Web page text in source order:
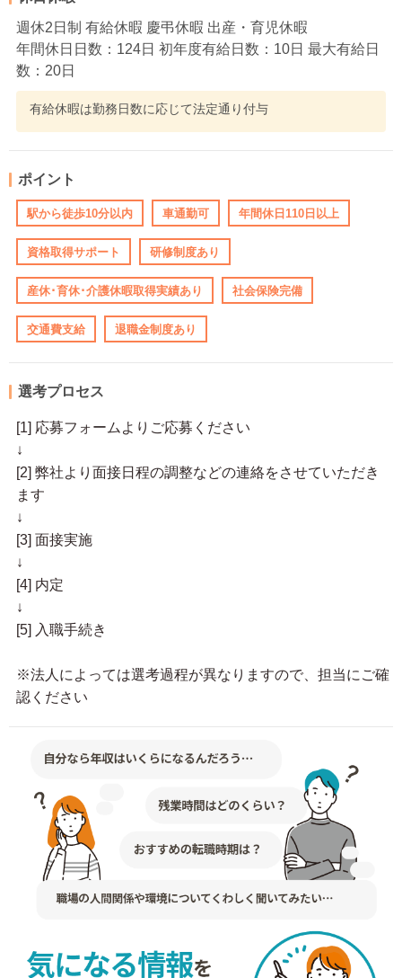
週休2日制 有給休暇 慶弔休暇 出産・育児休暇
年間休日日数：124日 初年度有給日数：10日 最大有給日
数：20日
有給休暇は勤務日数に応じて法定通り付与
ポイント
駅から徒歩10分以内 車通勤可 年間休日110日以上
資格取得サポート 研修制度あり
産休･育休･介護休暇取得実績あり 社会保険完備
交通費支給 退職金制度あり
選考プロセス
[1] 応募フォームよりご応募ください
↓
[2] 弊社より面接日程の調整などの連絡をさせていただき
ます
↓
[3] 面接実施
↓
[4] 内定
↓
[5] 入職手続き
※法人によっては選考過程が異なりますので、担当にご確
認ください